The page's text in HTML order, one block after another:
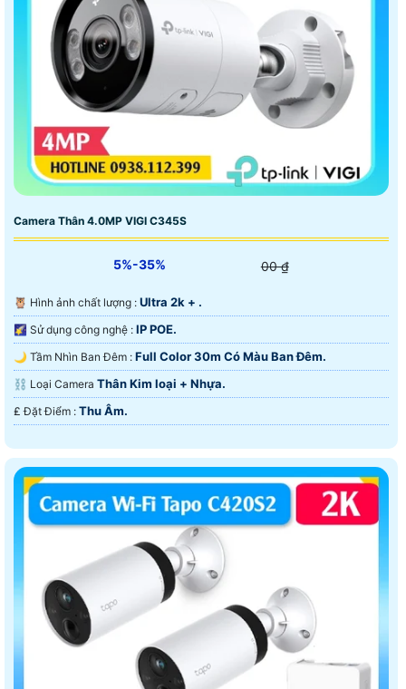
Camera Thân 4.0MP VIGI C345S
5%-35% 00 ₫
🦉 Hình ảnh chất lượng : Ultra 2k + .
🌠 Sử dụng công nghệ : IP POE.
🌙 Tầm Nhìn Ban Đêm : Full Color 30m Có Màu Ban Ðêm.
⛓ Loại Camera Thân Kim loại + Nhựa.
️₤ Đặt Điểm : Thu Âm.